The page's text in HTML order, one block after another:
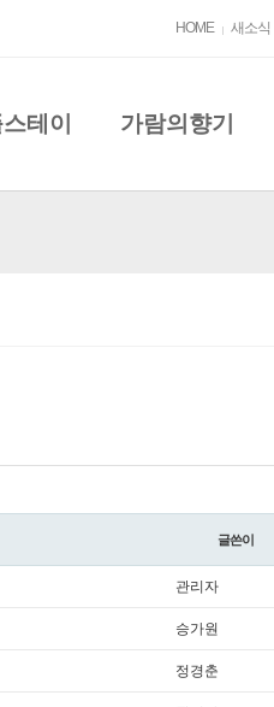
HOME 새소식
테이 가람의향기
글쓴이
관리자
승가원
정경춘